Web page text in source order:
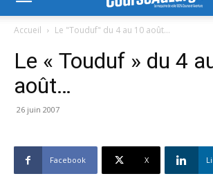
Accueil Le "Touduf" du 4 au 10 août...
Le « Touduf » du 4
août…
26 juin 2007
Facebook X